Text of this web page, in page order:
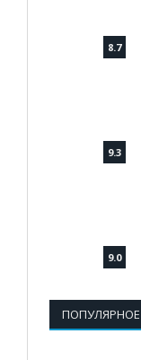
8.7
9.3
9.0
ПОПУЛЯРНОЕ